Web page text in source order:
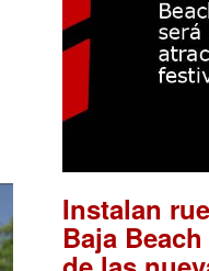
Instalan
Baja